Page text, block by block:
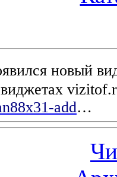
новый
add…